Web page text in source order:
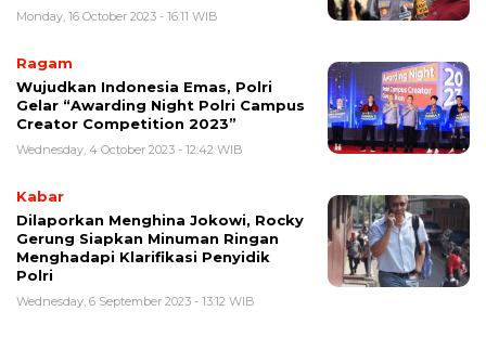
Monday, 16 October 2023 - 16:11 WIB
Ragam
Wujudkan Indonesia Emas, Polri
Gelar “Awarding Night Polri Campus
Creator Competition 2023”
Wednesday, 4 October 2023 - 12:42 WIB
Kabar
Dilaporkan Menghina Jokowi, Rocky
Gerung Siapkan Minuman Ringan
Menghadapi Klarifikasi Penyidik
Polri
Wednesday, 6 September 2023 - 13:12 WIB